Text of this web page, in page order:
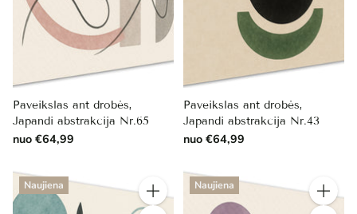
Paveikslas ant drobės,
Japandi abstrakcija Nr.65
nuo €64,99
Paveikslas ant drobės,
Japandi abstrakcija Nr.43
nuo €64,99
Naujiena
Kiekis
Naujiena
Kiekis